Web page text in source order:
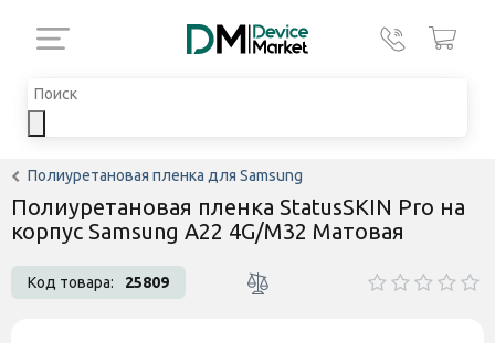
Полиуретановая пленка для Samsung
Полиуретановая пленка StatusSKIN Pro на
корпус Samsung A22 4G/M32 Матовая
Код товара: 25809